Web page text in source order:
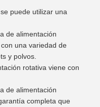
puede utilizar una
de alimentación
una variedad de
y polvos.
rotativa viene con
de alimentación
completa que